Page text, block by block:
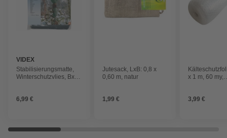
VIDEX
Stabilisierungsmatte,
Winterschutzvlies, BxL:
6,99 €
Jutesack, LxB: 0,8 x
0,60 m, natur
1,99 €
x 1 m, 60 my,
3,99 €